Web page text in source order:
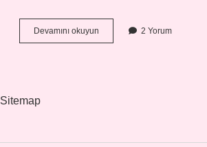
Devamını okuyun Çocukların
Istek
2 Yorum
Sitemap